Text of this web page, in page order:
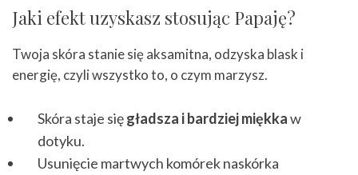
Jaki efekt uzyskasz stosując Papaję?
Twoja skóra stanie się aksamitna, odzyska blask i
energię, czyli wszystko to, o czym marzysz.
Skóra staje sięgładsza i bardziej miękkaw
dotyku.
Usunięcie martwych komórek naskórka